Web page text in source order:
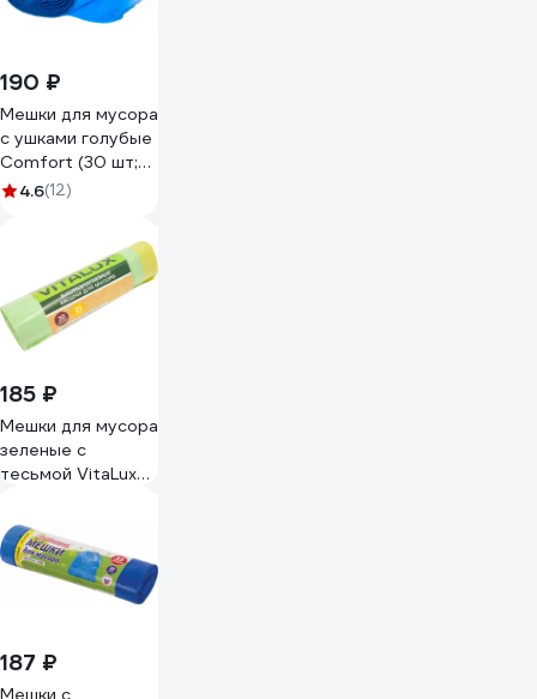
190 ₽
Мешки для мусора
с ушками голубые
Comfort (30 шт;
35 л) Stayer
4.6(12)
185 ₽
Мешки для мусора
зеленые с
тесьмой VitaLux
65х50 см; 14 мкм)
Концепция Быта
1244
187 ₽
Мешки с